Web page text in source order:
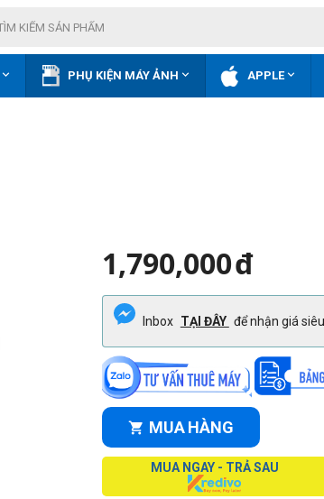
 PHỤ KIỆN MÁY ẢNH  APPLE
1,790,000đ
Inbox TẠI ĐÂY để nhận giá
MUA HÀNG
MUA NGAY - TRẢ SAU